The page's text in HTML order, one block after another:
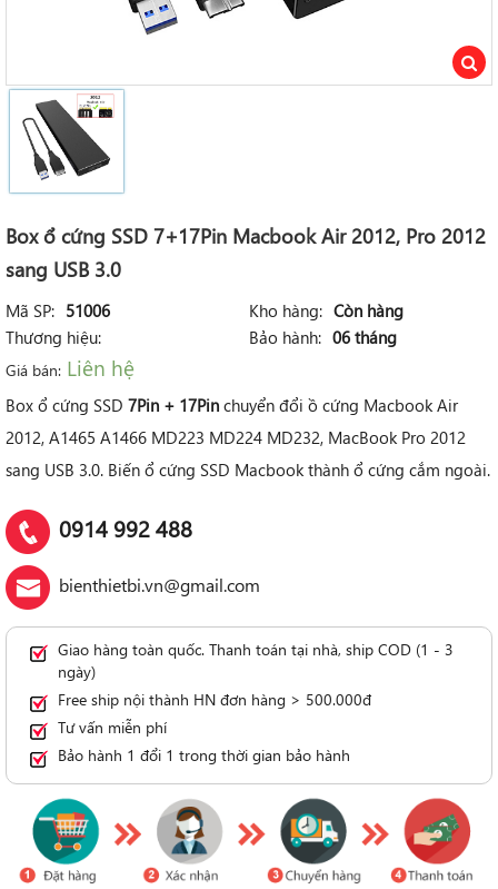
Box ổ cứng SSD 7+17Pin Macbook Air 2012, Pro 2012
sang USB 3.0
Mã SP: 51006 Kho hàng: Còn hàng
Thương hiệu:
Bảo hành: 06 tháng
Giá bán: Liên hệ
Box ổ cứng SSD 7Pin + 17Pin chuyển đổi ồ cứng Macbook Air
2012, A1465 A1466 MD223 MD224 MD232, MacBook Pro 2012
sang USB 3.0. Biến ổ cứng SSD Macbook thành ổ cứng cắm ngoài.
0914 992 488
bienthietbi.vn@gmail.com
Giao hàng toàn quốc. Thanh toán tại nhà, ship COD (1 - 3
ngày)
Free ship nội thành HN đơn hàng > 500.000đ
Tư vấn miễn phí
Bảo hành 1 đổi 1 trong thời gian bảo hành